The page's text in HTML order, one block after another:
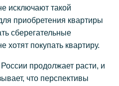
исключают такой
приобретения квартиры
сберегательные
хотят покупать квартиру.
продолжает расти, и
что перспективы